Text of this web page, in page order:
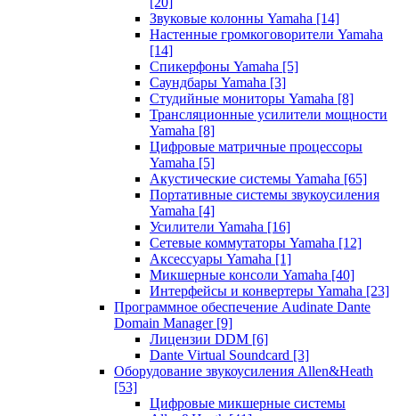
Звуковые колонны Yamaha [14]
Настенные громкоговорители Yamaha
[14]
Спикерфоны Yamaha [5]
Саундбары Yamaha [3]
Студийные мониторы Yamaha [8]
Трансляционные усилители мощности
Yamaha [8]
Цифровые матричные процессоры
Yamaha [5]
Акустические системы Yamaha [65]
Портативные системы звукоусиления
Yamaha [4]
Усилители Yamaha [16]
Сетевые коммутаторы Yamaha [12]
Аксессуары Yamaha [1]
Микшерные консоли Yamaha [40]
Интерфейсы и конвертеры Yamaha [23]
Программное обеспечение Audinate Dante
Domain Manager [9]
Лицензии DDM [6]
Dante Virtual Soundcard [3]
Оборудование звукоусиления Allen&Heath
[53]
Цифровые микшерные системы